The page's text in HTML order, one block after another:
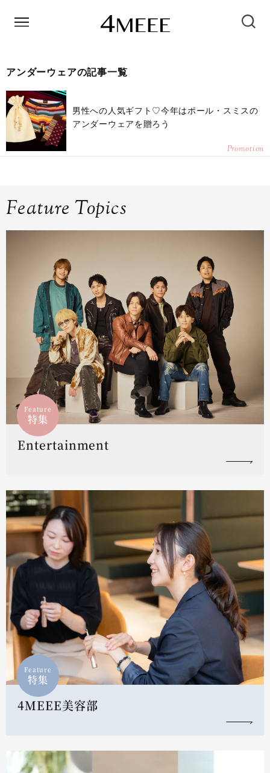
アンダーウェアの記事一覧
男性への人気ギフト♡今年はポール・スミスの
アンダーウェアを贈ろう
Promotion
Feature Topics
Feature
特集
Entertainment
Feature
特集
4MEEE美容部